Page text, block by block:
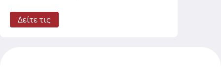
Δείτε τις